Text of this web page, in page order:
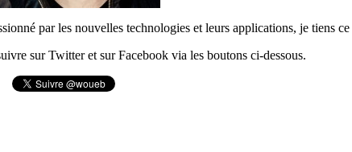
par les nouvelles technologies et leurs applications, je tiens
sur Twitter et sur Facebook via les boutons ci-dessous.